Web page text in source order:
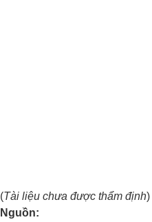
(Tài liệu chưa được thẩm định)
Nguồn: